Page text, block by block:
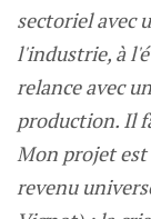
sectoriel avec
l'industrie, à
relance avec
production. Il
Mon projet est
revenu